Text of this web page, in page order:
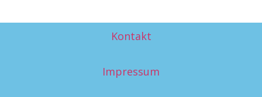
Kontakt
Impressum